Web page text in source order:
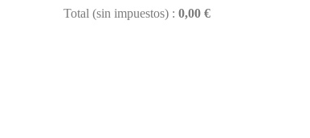
Total (sin impuestos) : 0,00 €